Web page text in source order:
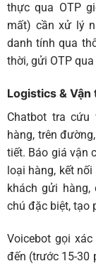
thực qua OTP
mất) cần xử lý
danh tính qua
thời, gửi OTP
Logistics & Vận
Chatbot tra cứu
hàng, trên
tiết. Báo giá vận
loại hàng, kết
khách gửi
chú đặc biệt, tạo
Voicebot gọi xác
đến (trước 15-30